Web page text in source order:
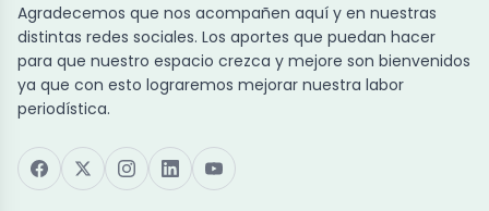
Agradecemos que nos acompañen aquí y en nuestras
distintas redes sociales. Los aportes que puedan hacer
para que nuestro espacio crezca y mejore son bienvenidos
ya que con esto lograremos mejorar nuestra labor
periodística.